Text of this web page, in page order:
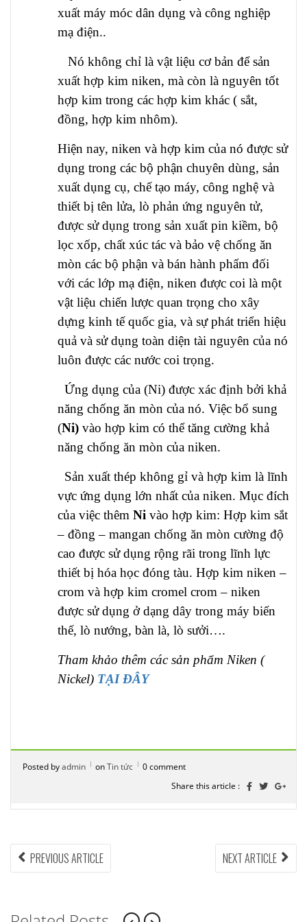
xuất máy móc dân dụng và công nghiệp
mạ điện..
Nó không chỉ là vật liệu cơ bản để sản
xuất hợp kim niken, mà còn là nguyên tốt
hợp kim trong các hợp kim khác ( sắt,
đồng, hợp kim nhôm).
Hiện nay, niken và hợp kim của nó được sử
dụng trong các bộ phận chuyên dùng, sản
xuất dụng cụ, chế tạo máy, công nghệ và
thiết bị tên lửa, lò phản ứng nguyên tử,
được sử dụng trong sản xuất pin kiềm, bộ
lọc xốp, chất xúc tác và bảo vệ chống ăn
mòn các bộ phận và bán hành phẩm đối
với các lớp mạ điện, niken được coi là một
vật liệu chiến lược quan trọng cho xây
dựng kinh tế quốc gia, và sự phát triển hiệu
quả và sử dụng toàn diện tài nguyên của nó
luôn được các nước coi trọng.
Ứng dụng của (Ni) được xác định bởi khả
năng chống ăn mòn của nó. Việc bổ sung
(Ni) vào hợp kim có thể tăng cường khả
năng chống ăn mòn của niken.
Sản xuất thép không gỉ và hợp kim là lĩnh
vực ứng dụng lớn nhất của niken. Mục đích
của việc thêm Ni vào hợp kim: Hợp kim sắt
– đồng – mangan chống ăn mòn cường độ
cao được sử dụng rộng rãi trong lĩnh lực
thiết bị hóa học đóng tàu. Hợp kim niken –
crom và hợp kim cromel crom – niken
được sử dụng ở dạng dây trong máy biến
thế, lò nướng, bàn là, lò sưởi….
Tham khảo thêm các sản phẩm Niken (
Nickel) TẠI ĐÂY
Posted byadmin onTin tức
0 comment
Share this article :
Điều
PREVIOUS ARTICLEPREVIOUS
ARTICLE:
NEXT ARTICLE